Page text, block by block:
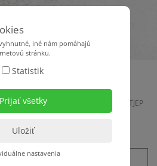
- Bindemaschinen
für Akku der Bindemaschine TJEP
iné nám pomáhajú
stránku.
Statistik
nastavenia